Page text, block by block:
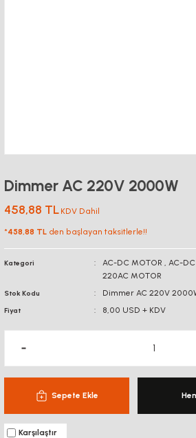
Dimmer AC 220V 2000W
458,88 TL KDV Dahil
*458,88 TL den başlayan taksitlerle!!
Kategori AC-DC MOTOR , AC-
220AC MOTOR
Stok Kodu Dimmer AC 220V
Fiyat 8,00 USD + KDV
Sepete Ekle
Karşılaştır